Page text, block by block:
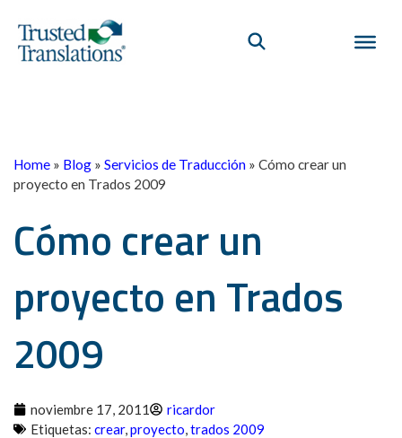
Home » Blog » Servicios de Traducción » Cómo crear un
proyecto en Trados 2009
Cómo crear un
proyecto en Trados
2009
noviembre 17, 2011
ricardor
Etiquetas: crear,proyecto,trados 2009